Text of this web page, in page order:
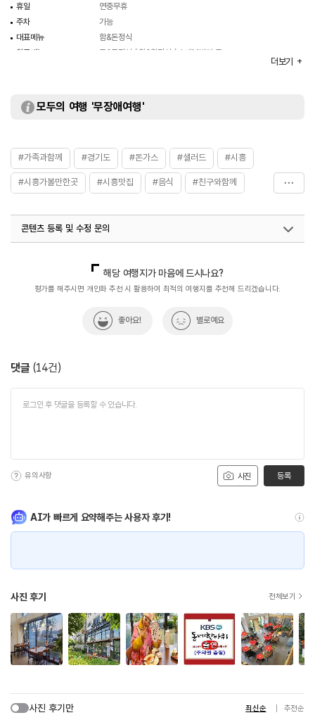
휴일
연중무휴
주차
가능
대표메뉴
함&돈정식
취급메뉴
돈&돈정식 / 함&함정식 / 수제M버거 등
더보기
모두의 여행 '무장애여행'
#가족과함께 #경기도 #돈가스 #샐러드 #시흥
#시흥가볼만한곳 #시흥맛집 #음식 #친구와함께
콘텐츠 등록 및 수정 문의
해당 여행지가 마음에 드시나요?
평가를 해주시면 개인화 추천 시 활용하여 최적의 여행지를 추천해 드리겠습니다.
좋아요! 별로예요
댓글 (14건)
사진
유의사항 등록
AI가 빠르게 요약해주는 사용자 후기!
사진 후기 전체보기
사진 후기만 최신순 추천순